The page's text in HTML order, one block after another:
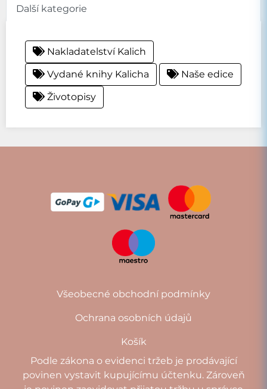
Další kategorie
Nakladatelství Kalich
Vydané knihy Kalicha
Naše edice
Životopisy
Všeobecné obchodní podmínky
Ochrana osobních údajů
Košík
Podle zákona o evidenci tržeb je prodávající
povinen vystavit kupujícímu účtenku. Zároveň